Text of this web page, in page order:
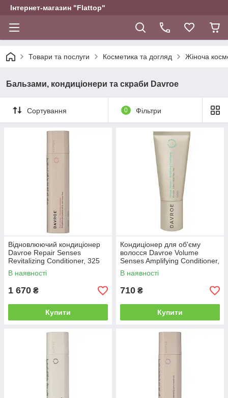
Інтернет-магазин "Flattop"
Товари та послуги Косметика та догляд Жіноча
Бальзами, кондиціонери та скраби Davroe
Сортування 0 Фільтри
Відновлюючий кондиціонер
Davroe Repair Senses
Revitalizing Conditioner, 325
мл (3503)
В наявності
1 670 ₴
Купити
Кондиціонер для об'єму
волосся Davroe Volume
Senses Amplifying Conditioner,
100 мл (3522)
В наявності
710 ₴
Купити